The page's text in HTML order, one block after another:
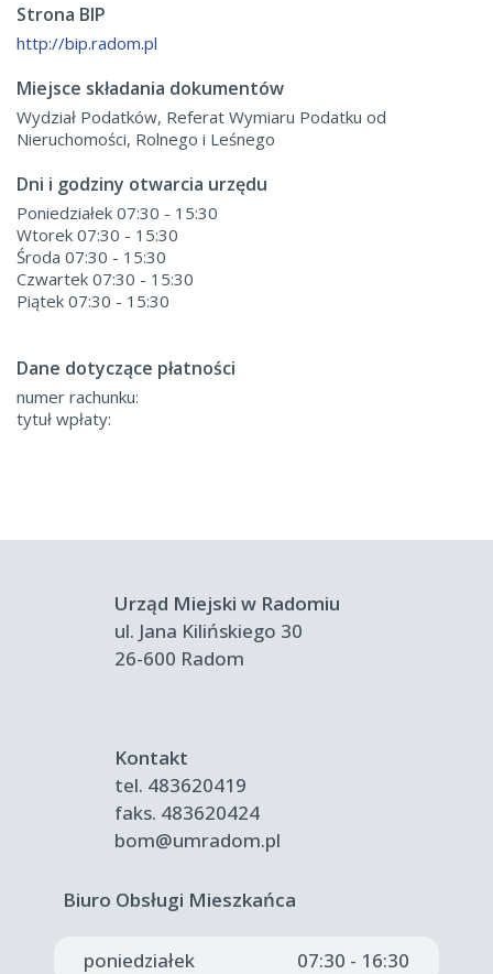
Strona BIP
http://bip.radom.pl
Miejsce składania dokumentów
Wydział Podatków, Referat Wymiaru Podatku od
Nieruchomości, Rolnego i Leśnego
Dni i godziny otwarcia urzędu
Poniedziałek 07:30 - 15:30
Wtorek 07:30 - 15:30
Środa 07:30 - 15:30
Czwartek 07:30 - 15:30
Piątek 07:30 - 15:30
Dane dotyczące płatności
numer rachunku:
tytuł wpłaty:
Urząd Miejski w Radomiu
ul. Jana Kilińskiego 30
26-600 Radom
Kontakt
tel. 483620419
faks. 483620424
bom@umradom.pl
Biuro Obsługi Mieszkańca
poniedziałek
07:30 - 16:30